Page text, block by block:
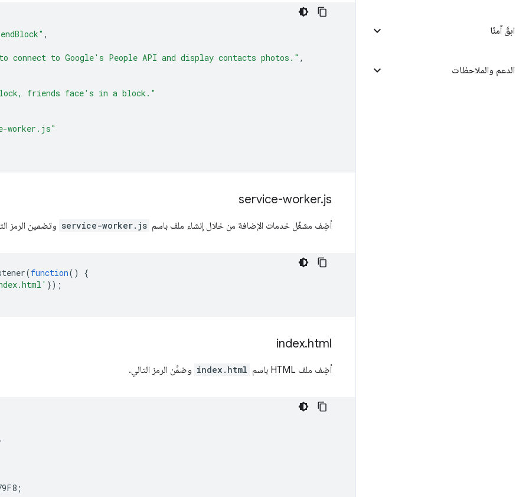
ابقَ آمنًا
الدعم والملاحظات
,
to connect to Google's People API and display contacts photos." ,
friends face's in a block."
worker.js"
service-worker.js
أضِف مشغّل خدمات الإضافة من خلال إنشاء ملف باسم service-worker.js وتضمين الرمز
(function()
{
});
index.html
أضِف ملف HTML باسم index.html وضمِّن الرمز التالي.